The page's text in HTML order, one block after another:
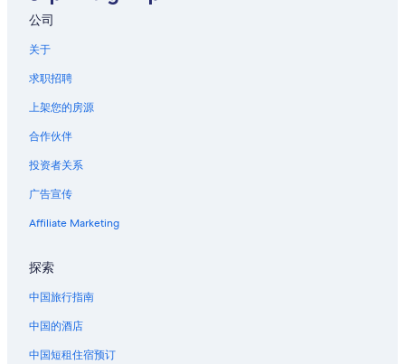
香槟的私人度假屋
兰斯的城堡
位于兰斯的Hilton Hotels
位于凡尔登的设有 SPA 水疗的度假村酒店
葛兰皮衣的酒店
莱恩的酒店
吕代的酒店
公司
关于
求职招聘
上架您的房源
合作伙伴
投资者关系
广告宣传
Affiliate Marketing
探索
中国旅行指南
中国的酒店
中国短租住宿预订